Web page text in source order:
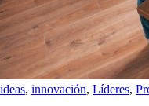
ideas, innovación, Líderes,